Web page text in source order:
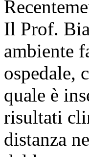
Il Prof.
ambiente
ospedale,
quale è
risultati
distanza